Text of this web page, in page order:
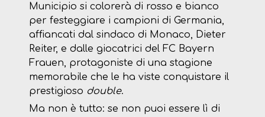
Municipio si colorerà di rosso e bianco
per festeggiare i campioni di Germania,
affiancati dal sindaco di Monaco, Dieter
Reiter, e dalle giocatrici del FC Bayern
Frauen, protagoniste di una stagione
memorabile che le ha viste conquistare il
prestigioso double.
Ma non è tutto: se non puoi essere lì di